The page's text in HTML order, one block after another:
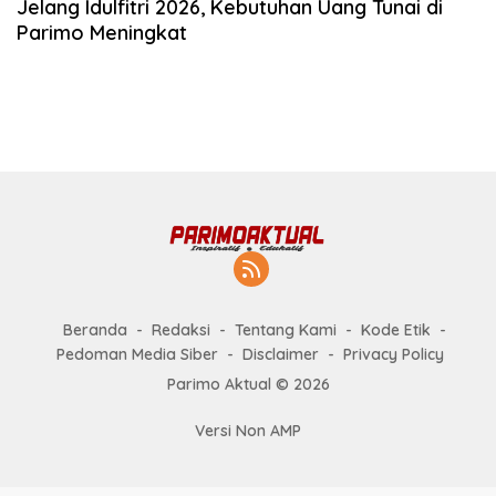
Jelang Idulfitri 2026, Kebutuhan Uang Tunai di
Parimo Meningkat
Beranda Redaksi Tentang Kami
Kode Etik
Pedoman Media Siber
Disclaimer
Privacy Policy
Parimo Aktual © 2026
Versi Non AMP